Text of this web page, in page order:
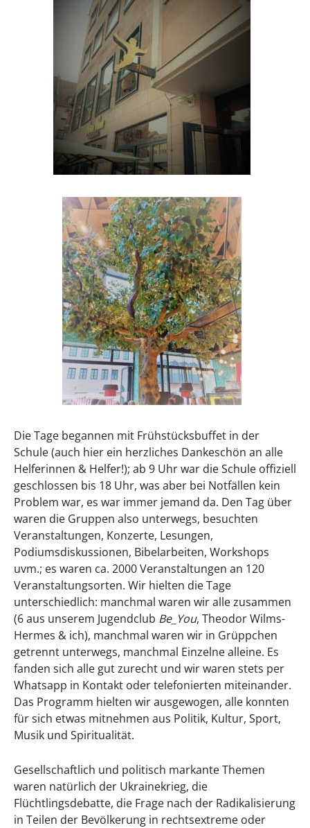
Die Tage begannen mit Frühstücksbuffet in der
Schule (auch hier ein herzliches Dankeschön an alle
Helferinnen & Helfer!); ab 9 Uhr war die Schule offiziell
geschlossen bis 18 Uhr, was aber bei Notfällen kein
Problem war, es war immer jemand da. Den Tag über
waren die Gruppen also unterwegs, besuchten
Veranstaltungen, Konzerte, Lesungen,
Podiumsdiskussionen, Bibelarbeiten, Workshops
uvm.; es waren ca. 2000 Veranstaltungen an 120
Veranstaltungsorten. Wir hielten die Tage
unterschiedlich: manchmal waren wir alle zusammen
(6 aus unserem Jugendclub Be_You, Theodor Wilms-
Hermes & ich), manchmal waren wir in Grüppchen
getrennt unterwegs, manchmal Einzelne alleine. Es
fanden sich alle gut zurecht und wir waren stets per
Whatsapp in Kontakt oder telefonierten miteinander.
Das Programm hielten wir ausgewogen, alle konnten
für sich etwas mitnehmen aus Politik, Kultur, Sport,
Musik und Spiritualität.
Gesellschaftlich und politisch markante Themen
waren natürlich der Ukrainekrieg, die
Flüchtlingsdebatte, die Frage nach der Radikalisierung
in Teilen der Bevölkerung in rechtsextreme oder